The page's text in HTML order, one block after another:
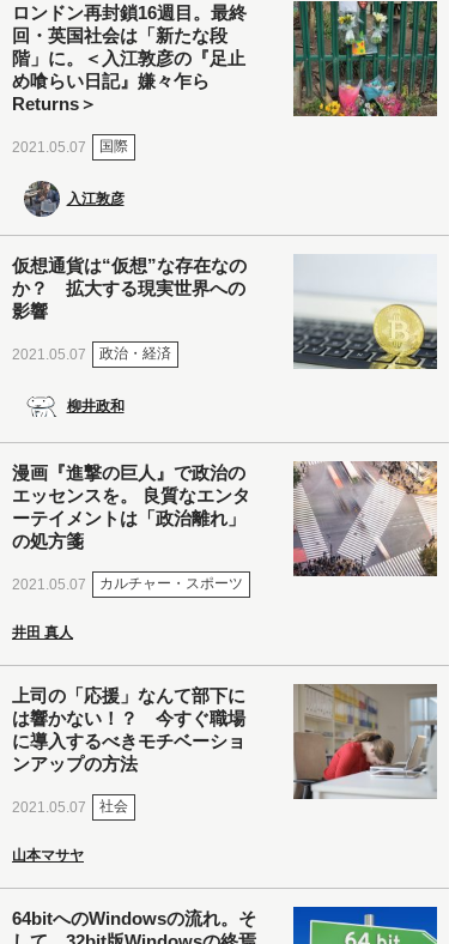
ロンドン再封鎖16週目。最終
回・英国社会は「新たな段
階」に。＜入江敦彦の『足止
め喰らい日記』嫌々乍ら
Returns＞
2021.05.07 国際
入江敦彦
仮想通貨は“仮想”な存在なの
か？ 拡大する現実世界への
影響
2021.05.07 政治・経済
柳井政和
漫画『進撃の巨人』で政治の
エッセンスを。 良質なエンタ
ーテイメントは「政治離れ」
の処方箋
2021.05.07 カルチャー・スポーツ
井田 真人
上司の「応援」なんて部下に
は響かない！？ 今すぐ職場
に導入するべきモチベーショ
ンアップの方法
2021.05.07 社会
山本マサヤ
64bitへのWindowsの流れ。そ